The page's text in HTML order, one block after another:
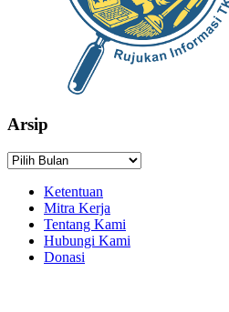
Arsip
Arsip
Ketentuan
Mitra Kerja
Tentang Kami
Hubungi Kami
Donasi